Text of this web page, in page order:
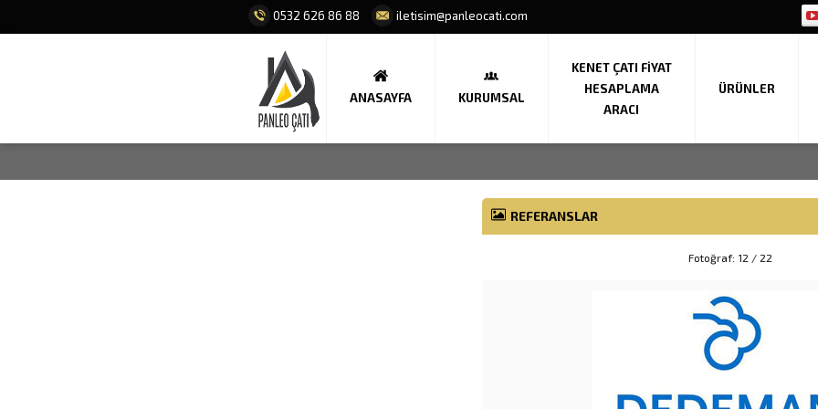
0532 626 86 88 iletisim@panleocati.com
ANASAYFA KURUMSAL
KENET ÇATI FIYAT
HESAPLAMA
ARACI
ÜRÜNLER
REFERANSLAR
Fotoğraf: 12 / 22